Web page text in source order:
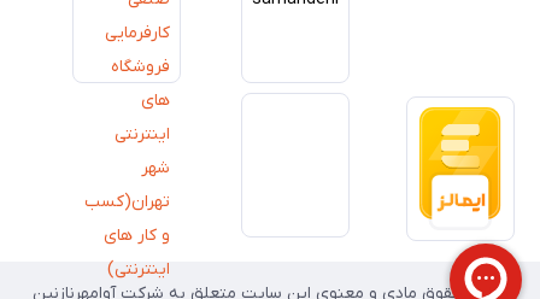
تمامی حقوق مادی و معنوی این سایت متعلق به شرکت آوامهرنازنین